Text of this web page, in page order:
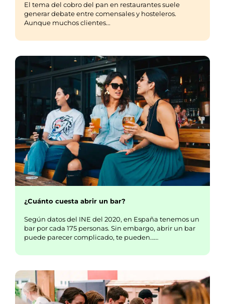
El tema del cobro del pan en restaurantes suele
generar debate entre comensales y hosteleros.
Aunque muchos clientes...
¿Cuánto cuesta abrir un bar?
Según datos del INE del 2020, en España tenemos un
bar por cada 175 personas. Sin embargo, abrir un bar
puede parecer complicado, te pueden……